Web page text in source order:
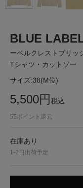
BLUE
ーベルクレストブリッ
Tシャツ・カットソー
サイズ:38(M位)
5,500円税込
55ポイント還元
在庫あり
1-2日出荷予定